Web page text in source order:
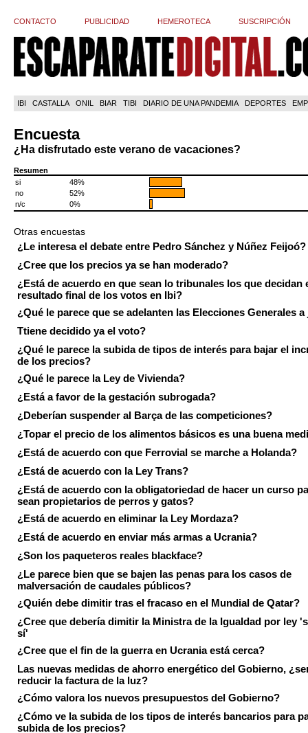
CONTACTO PUBLICIDAD HEMEROTECA SUSCRIPCIÓN
IBI CASTALLA ONIL BIAR TIBI DIARIO DE UNA PANDEMIA DEPORTES
Encuesta
¿Ha disfrutado este verano de vacaciones?
Resumen
si
48%
no
52%
n/c
0%
Otras encuestas
¿Le interesa el debate entre Pedro Sánchez y Núñez Feijoó?
¿Cree que los precios ya se han moderado?
¿Está de acuerdo en que sean lo tribunales los que decidan
resultado final de los votos en Ibi?
¿Qué le parece que se adelanten las Elecciones Generales
Ttiene decidido ya el voto?
¿Qué le parece la subida de tipos de interés para bajar el
de los precios?
¿Qué le parece la Ley de Vivienda?
¿Está a favor de la gestación subrogada?
¿Deberían suspender al Barça de las competiciones?
¿Topar el precio de los alimentos básicos es una buena
¿Está de acuerdo con que Ferrovial se marche a Holanda?
¿Está de acuerdo con la Ley Trans?
¿Está de acuerdo con la obligatoriedad de hacer un curso
sean propietarios de perros y gatos?
¿Está de acuerdo en eliminar la Ley Mordaza?
¿Está de acuerdo en enviar más armas a Ucrania?
¿Son los paqueteros reales blackface?
¿Le parece bien que se bajen las penas para los casos de
malversación de caudales públicos?
¿Quién debe dimitir tras el fracaso en el Mundial de Qatar?
¿Cree que debería dimitir la Ministra de la Igualdad por ley
sí'
¿Cree que el fin de la guerra en Ucrania está cerca?
Las nuevas medidas de ahorro energético del Gobierno,
reducir la factura de la luz?
¿Cómo valora los nuevos presupuestos del Gobierno?
¿Cómo ve la subida de los tipos de interés bancarios para
subida de los precios?